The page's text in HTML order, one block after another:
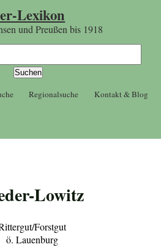
Lexikon
und Preußen bis 1918
Regionalsuche Kontakt & Blog
Lowitz
Forstgut
ö. Lauenburg